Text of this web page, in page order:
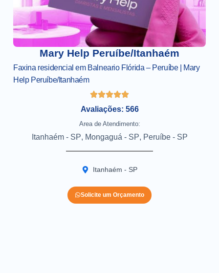
Mary Help Peruíbe/Itanhaém
Faxina residencial em Balneario Flórida – Peruíbe | Mary
Help Peruíbe/Itanhaém
Avaliações: 566
Area de Atendimento:
Itanhaém - SP, Mongaguá - SP, Peruíbe - SP
Itanhaém - SP
Solicite um Orçamento